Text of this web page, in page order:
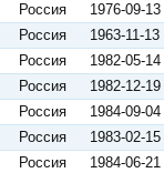
Россия
1976-09-13
Россия
1963-11-13
Россия
1982-05-14
Россия
1982-12-19
Россия
1984-09-04
Россия
1983-02-15
Россия
1984-06-21